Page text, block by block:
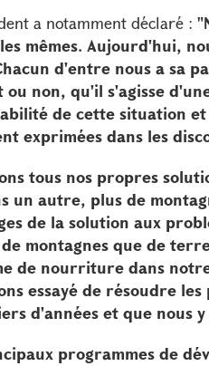
a notamment déclaré :
mêmes. Aujourd'hui,
d'entre nous a sa
ou non, qu'il s'agisse
de cette situation
exprimées dans les
tous nos propres
un autre, plus de
de la solution aux
montagnes que de
de nourriture dans
essayé de résoudre
d'années et que nous
programmes de